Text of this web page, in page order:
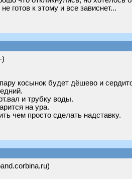
готов к этому и все зависнет...
)
косынок будет дёшево и
и трубку воды.
на ура.
чем просто сделать надставку.